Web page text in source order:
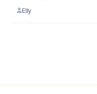
Elly